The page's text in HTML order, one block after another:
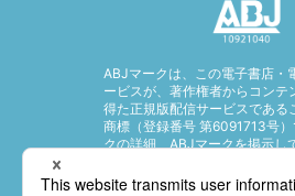
ABJマークは、この電子書店・
ービスが、著作権者からコンテ
得た正規版配信サービスである
商標（登録番号 第6091713号
クの詳細、ABJマークを掲示し